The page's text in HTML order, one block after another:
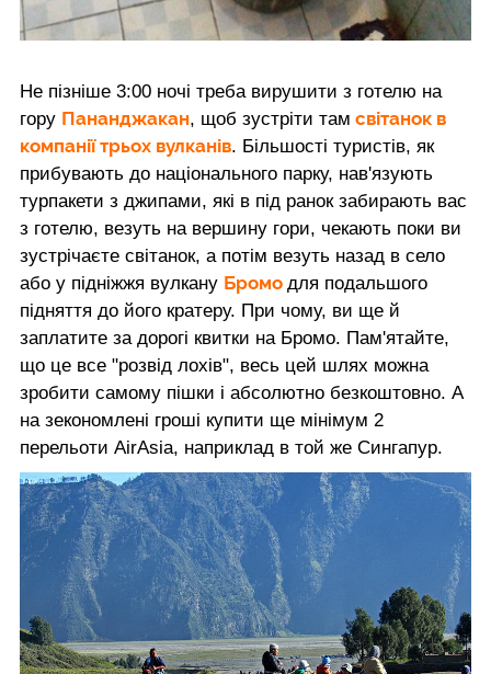
Не пізніше 3:00 ночі треба вирушити з готелю на
гору Пананджакан, щоб зустріти там світанок в
компанії трьох вулканів. Більшості туристів, як
прибувають до національного парку, нав'язують
турпакети з джипами, які в під ранок забирають вас
з готелю, везуть на вершину гори, чекають поки ви
зустрічаєте світанок, а потім везуть назад в село
або у підніжжя вулкану Бромо для подальшого
підняття до його кратеру. При чому, ви ще й
заплатите за дорогі квитки на Бромо. Пам'ятайте,
що це все "розвід лохів", весь цей шлях можна
зробити самому пішки і абсолютно безкоштовно. А
на зекономлені гроші купити ще мінімум 2
перельоти AirAsia, наприклад в той же Сингапур.